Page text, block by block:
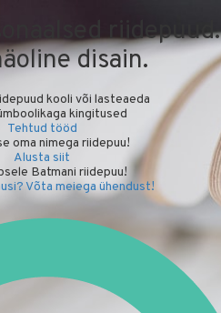
riidepuud.
disain.
kooli või lasteaeda
kingitused
Tehtud tööd
oma nimega riidepuu!
Alusta siit
Batmani riidepuu!
Võta meiega ühendust!